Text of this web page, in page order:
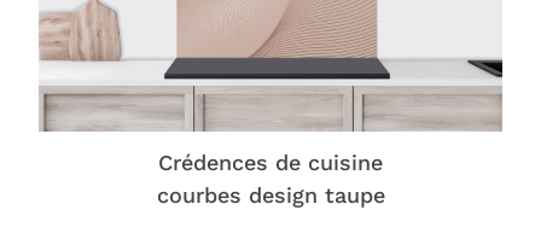
Crédences de cuisine
courbes design taupe